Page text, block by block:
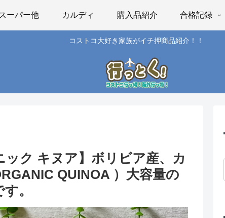
コストコ大好き家族がイチ押商品紹介！！
ーパー他 カルディ 購入品紹介 合格記録
ック キヌア】ボリビア産、カ
QUINOA ）大容量の
。